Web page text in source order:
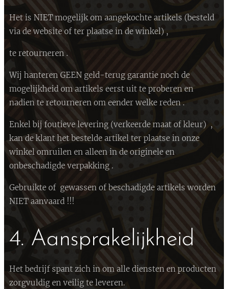
Het is NIET mogelijk om aangekochte artikels (besteld
via de website of ter plaatse in de winkel) ,
te retourneren .
Wij hanteren GEEN geld-terug garantie noch de
mogelijkheid om artikels eerst uit te proberen en
nadien te retourneren om eender welke reden .
Enkel bij foutieve levering (verkeerde maat of kleur) ,
kan de klant het bestelde artikel ter plaatse in onze
winkel omruilen en alleen in de originele en
onbeschadigde verpakking .
Gebruikte of gewassen of beschadigde artikels worden
NIET aanvaard !!!
4. Aansprakelijkheid
Het bedrijf spant zich in om alle diensten en producten
zorgvuldig en veilig te leveren.